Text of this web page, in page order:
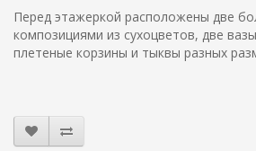
Перед этажеркой расположены две
композициями из сухоцветов, две
плетеные корзины и тыквы разных